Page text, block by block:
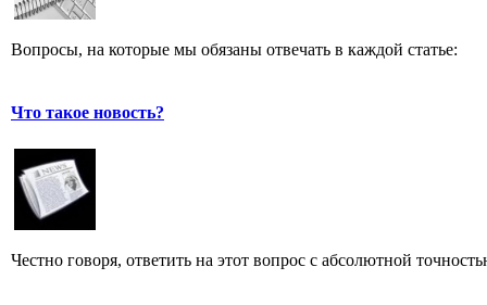
Вопросы, на которые мы обязаны отвечать в каждой статье:
Что такое новость?
Честно говоря, ответить на этот вопрос с абсолютной